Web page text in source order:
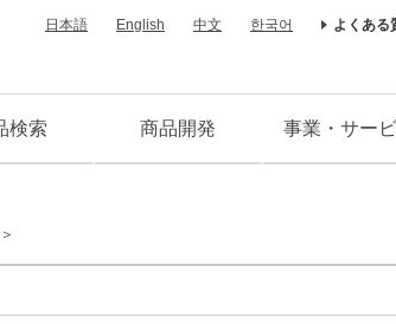
日本語 English 中文 한국어 よくある
検索 商品開発 事業・サー